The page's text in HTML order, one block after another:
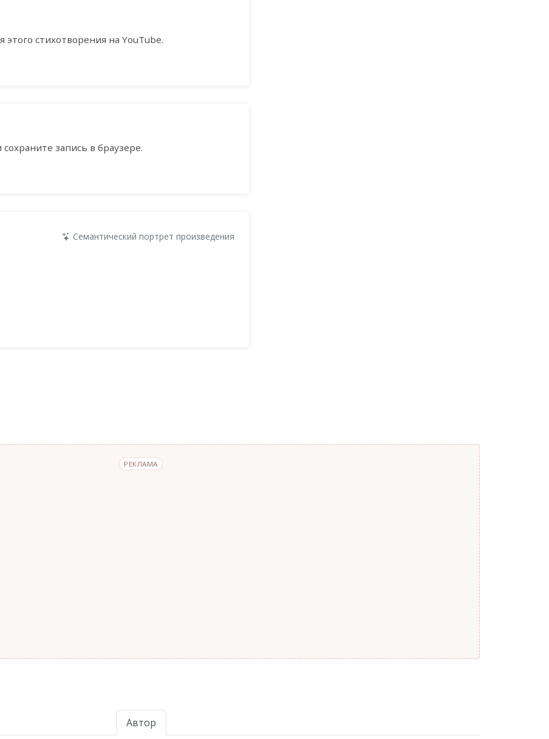
стихотворения на YouTube.
запись в браузере.
Семантический портрет произведения
РЕКЛАМА
Автор